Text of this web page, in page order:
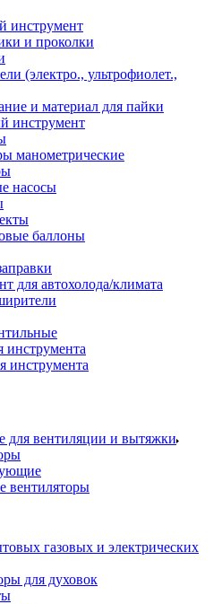
инструмент
и проколки
(электро., ультрофиолет.,
и материал для пайки
инструмент
манометрические
насосы
баллоны
для автохолода/климата
инструмента
инструмента
для вентиляции и вытяжки
вентиляторы
газовых и электрических
для духовок